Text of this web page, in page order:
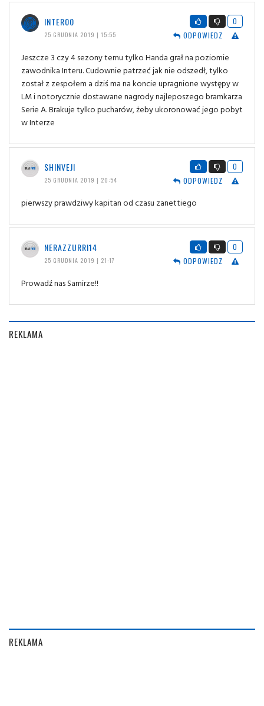
INTER00
25 GRUDNIA 2019 | 15:55
0
ODPOWIEDZ
Jeszcze 3 czy 4 sezony temu tylko Handa grał na poziomie
zawodnika Interu. Cudownie patrzeć jak nie odszedł, tylko
został z zespołem a dziś ma na koncie upragnione występy w
LM i notorycznie dostawane nagrody najleposzego bramkarza
Serie A. Brakuje tylko pucharów, żeby ukoronować jego pobyt
w Interze
SHINVEJI
25 GRUDNIA 2019 | 20:54
0
ODPOWIEDZ
pierwszy prawdziwy kapitan od czasu zanettiego
NERAZZURRI14
25 GRUDNIA 2019 | 21:17
0
ODPOWIEDZ
Prowadź nas Samirze!!
REKLAMA
REKLAMA